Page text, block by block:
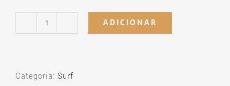
ADICIONAR
Categoria: Surf